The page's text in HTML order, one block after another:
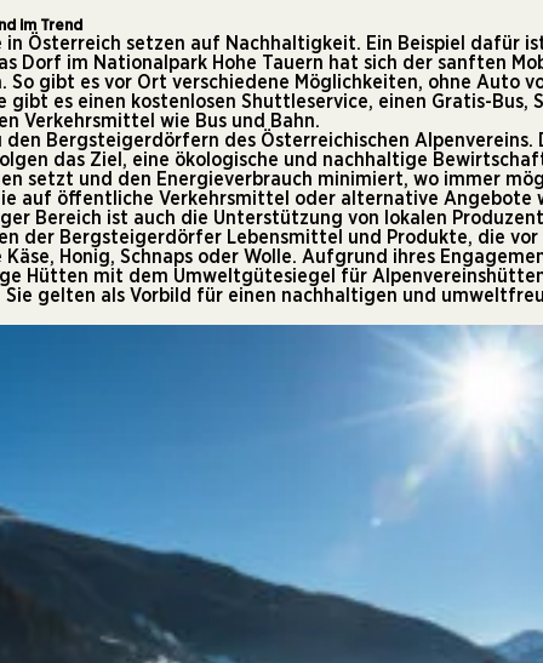
im Trend
Österreich setzen auf Nachhaltigkeit. Ein Beispiel dafür
Dorf im Nationalpark Hohe Tauern hat sich der sanften
So gibt es vor Ort verschiedene Möglichkeiten, ohne Auto
gibt es einen kostenlosen Shuttleservice, einen Gratis-Bus,
Verkehrsmittel wie Bus und Bahn.
Bergsteigerdörfern des Österreichischen Alpenvereins.
das Ziel, eine ökologische und nachhaltige
setzt und den Energieverbrauch minimiert, wo immer
auf öffentliche Verkehrsmittel oder alternative Angebote
Bereich ist auch die Unterstützung von lokalen
der Bergsteigerdörfer Lebensmittel und Produkte, die
Honig, Schnaps oder Wolle. Aufgrund ihres
Hütten mit dem Umweltgütesiegel für
gelten als Vorbild für einen nachhaltigen und